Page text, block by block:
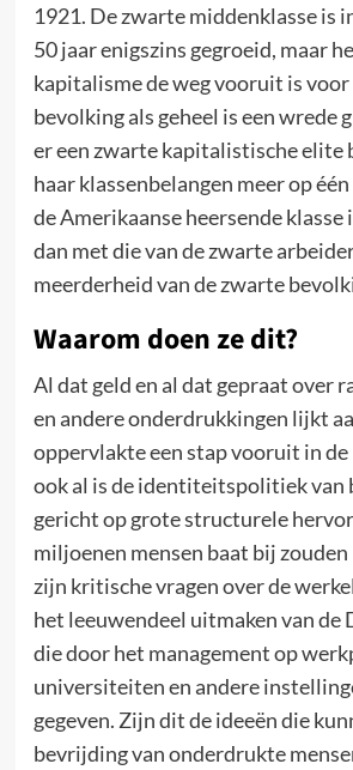
1921. De zwarte middenklasse is
50 jaar enigszins gegroeid, maar
kapitalisme de weg vooruit is
bevolking als geheel is een wrede
er een zwarte kapitalistische elite
haar klassenbelangen meer op
de Amerikaanse heersende klasse
dan met die van de zwarte
meerderheid van de zwarte
Waarom doen ze dit?
Al dat geld en al dat gepraat over
en andere onderdrukkingen lijkt
oppervlakte een stap vooruit in
ook al is de identiteitspolitiek van
gericht op grote structurele
miljoenen mensen baat bij
zijn kritische vragen over de
het leeuwendeel uitmaken van
die door het management op
universiteiten en andere
gegeven. Zijn dit de ideeën die
bevrijding van onderdrukte